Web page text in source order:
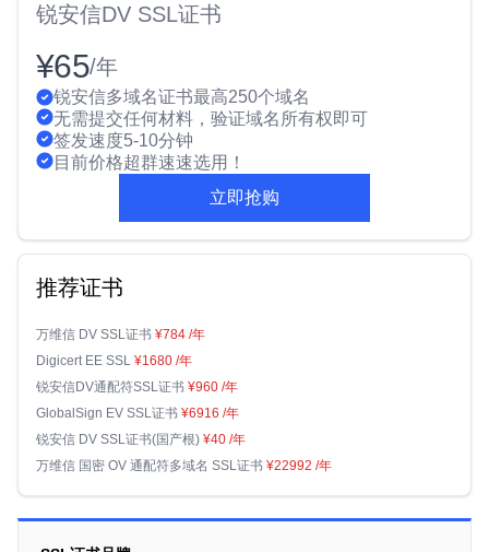
锐安信DV SSL证书
¥65/年
锐安信多域名证书最高250个域名
无需提交任何材料，验证域名所有权即可
签发速度5-10分钟
目前价格超群速速选用！
立即抢购
推荐证书
万维信 DV SSL证书 ¥784 /年
Digicert EE SSL ¥1680 /年
锐安信DV通配符SSL证书 ¥960 /年
GlobalSign EV SSL证书 ¥6916 /年
锐安信 DV SSL证书(国产根) ¥40 /年
万维信 国密 OV 通配符多域名 SSL证书 ¥22992 /年